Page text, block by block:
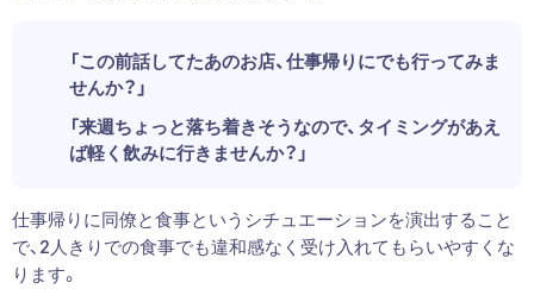
「この前話してたあのお店、仕事帰りにでも行ってみま
せんか？」
「来週ちょっと落ち着きそうなので、タイミングがあえ
ば軽く飲みに行きませんか？」
仕事帰りに同僚と食事というシチュエーションを演出すること
で、2人きりでの食事でも違和感なく受け入れてもらいやすくな
ります。